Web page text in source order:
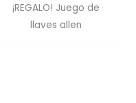
¡REGALO! Juego de
llaves allen